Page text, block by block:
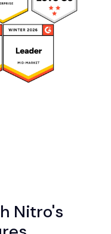
Nitro's